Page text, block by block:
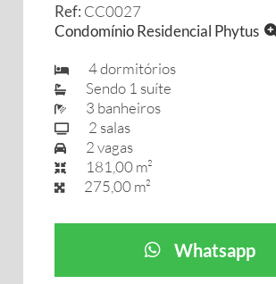
Ref: CC0027
Condomínio Residencial Phytus
4 dormitórios
Sendo 1 suíte
3 banheiros
2 salas
2 vagas
181,00 m²
275,00 m²
Whatsapp